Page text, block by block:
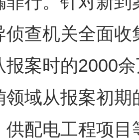
侦查机关全面
报案时的2000
领域从报案初
供配电工程项